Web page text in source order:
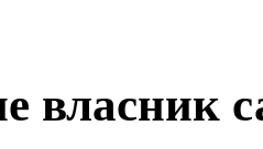
власник